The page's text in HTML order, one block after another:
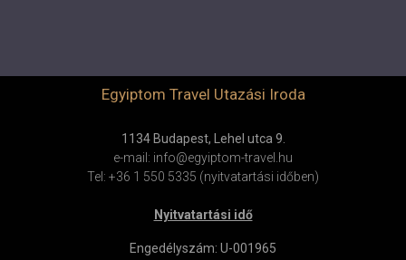
Egyiptom Travel Utazási Iroda
1134 Budapest, Lehel utca 9.
e-mail: info@egyiptom-travel.hu
Tel: +36 1 550 5335 (nyitvatartási időben)
Nyitvatartási idő
Engedélyszám: U-001965